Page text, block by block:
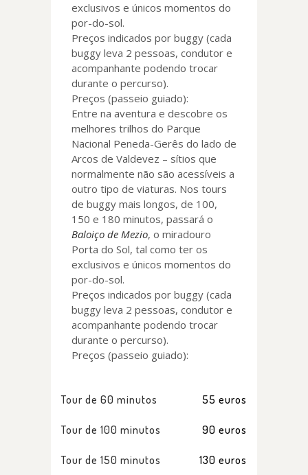
exclusivos e únicos momentos do
por-do-sol.
Preços indicados por buggy (cada
buggy leva 2 pessoas, condutor e
acompanhante podendo trocar
durante o percurso).
Preços (passeio guiado):
Entre na aventura e descobre os
melhores trilhos do Parque
Nacional Peneda-Gerês do lado de
Arcos de Valdevez – sítios que
normalmente não são acessíveis a
outro tipo de viaturas. Nos tours
de buggy mais longos, de 100,
150 e 180 minutos, passará o
Baloiço de Mezio, o miradouro
Porta do Sol, tal como ter os
exclusivos e únicos momentos do
por-do-sol.
Preços indicados por buggy (cada
buggy leva 2 pessoas, condutor e
acompanhante podendo trocar
durante o percurso).
Preços (passeio guiado):
Tour de 60 minutos 55 euros
Tour de 100 minutos 90 euros
Tour de 150 minutos 130 euros